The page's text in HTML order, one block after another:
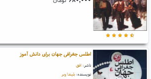
اطلس جغرافی جهان برای دانش آموز
ناشر: افق
نویسنده: بلیندا وبر